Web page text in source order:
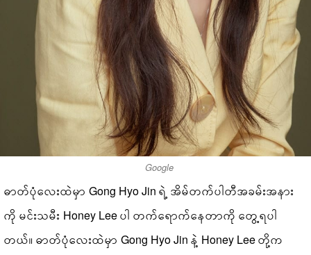
Google
ဓာတ်ပုံလေးထဲမှာ Gong Hyo Jin ရဲ့ အိမ်တက်ပါတီအခမ်းအနား
ကို မင်းသမီး Honey Lee ပါ တက်ရောက်နေတာကို တွေ့ရပါ
တယ်။ ဓာတ်ပုံလေးထဲမှာ Gong Hyo Jin နဲ့ Honey Lee တို့က